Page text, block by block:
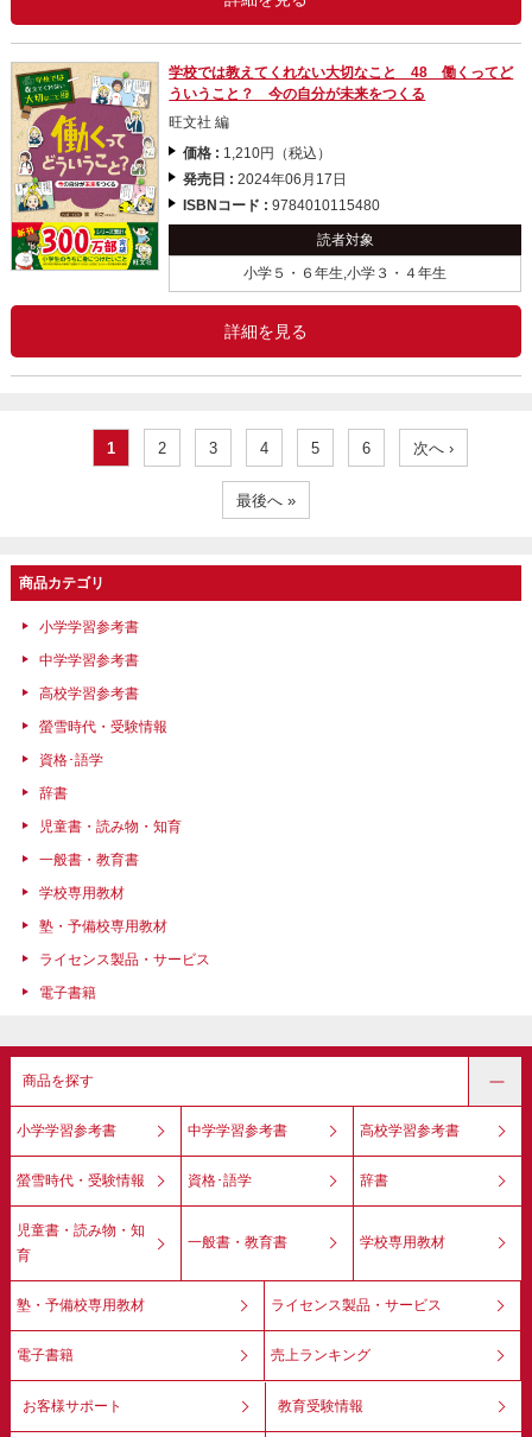
学校では教えてくれない大切なこと 48 働くってど
ういうこと？ 今の自分が未来をつくる
旺文社 編
価格 : 1,210円（税込）
発売日 :2024年06月17日
ISBNコード :9784010115480
読者対象
小学５・６年生,小学３・４年生
詳細を見る
1 2 3 4 5 6 次へ ›
最後へ »
商品カテゴリ
小学学習参考書
中学学習参考書
高校学習参考書
螢雪時代・受験情報
資格･語学
辞書
児童書・読み物・知育
一般書・教育書
学校専用教材
塾・予備校専用教材
ライセンス製品・サービス
電子書籍
商品を探す
小学学習参考書 中学学習参考書 高校学習参考書
螢雪時代・受験情報 資格･語学 辞書
児童書・読み物・知
育
一般書・教育書 学校専用教材
塾・予備校専用教材 ライセンス製品・サービス
電子書籍 売上ランキング
お客様サポート 教育受験情報